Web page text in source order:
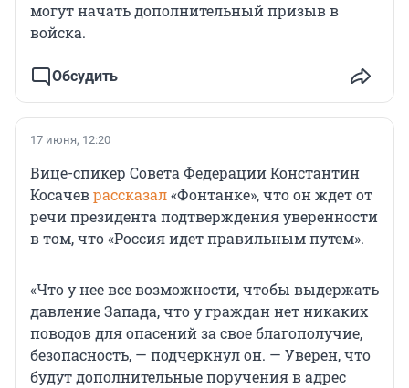
могут начать дополнительный призыв в
войска.
Обсудить
17 июня, 12:20
Вице-спикер Совета Федерации Константин
Косачеврассказал«Фонтанке», что он ждет от
речи президента подтверждения уверенности
в том, что «Россия идет правильным путем».
«Что у нее все возможности, чтобы выдержать
давление Запада, что у граждан нет никаких
поводов для опасений за свое благополучие,
безопасность, — подчеркнул он. — Уверен, что
будут дополнительные поручения в адрес